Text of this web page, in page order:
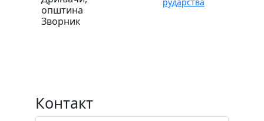
општина
Зворник
Контакт